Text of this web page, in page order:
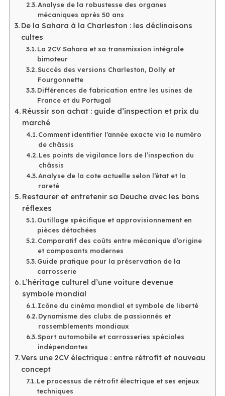
Analyse de la robustesse des organes
mécaniques après 50 ans
De la Sahara à la Charleston : les déclinaisons
cultes
La 2CV Sahara et sa transmission intégrale
bimoteur
Succès des versions Charleston, Dolly et
Fourgonnette
Différences de fabrication entre les usines de
France et du Portugal
Réussir son achat : guide d’inspection et prix du
marché
Comment identifier l’année exacte via le numéro
de châssis
Les points de vigilance lors de l’inspection du
châssis
Analyse de la cote actuelle selon l’état et la
rareté
Restaurer et entretenir sa Deuche avec les bons
réflexes
Outillage spécifique et approvisionnement en
pièces détachées
Comparatif des coûts entre mécanique d’origine
et composants modernes
Guide pratique pour la préservation de la
carrosserie
L’héritage culturel d’une voiture devenue
symbole mondial
Icône du cinéma mondial et symbole de liberté
Dynamisme des clubs de passionnés et
rassemblements mondiaux
Sport automobile et carrosseries spéciales
indépendantes
Vers une 2CV électrique : entre rétrofit et nouveau
concept
Le processus de rétrofit électrique et ses enjeux
techniques